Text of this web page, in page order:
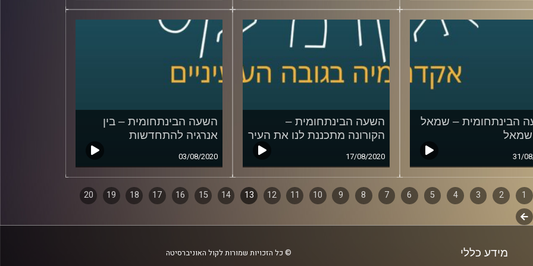
הבינתחומית – שמאל
שמאל
31/
השעה הבינתחומית –
הקורונה מתכננת לנו את העיר
17/08/2020
השעה הבינתחומית – בין
אנרגיה להתחדשות
03/08/2020
1
2
3
4
5
6
7
8
9
10
11
12
13
14
15
16
17
18
19
20
לשלב
מידע כללי © כל הזכויות שמורות לקול האוניברסיטה